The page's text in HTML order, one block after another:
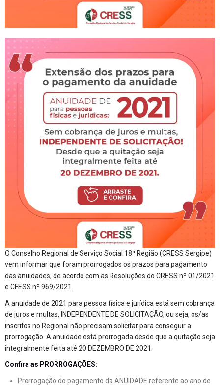
O Conselho Regional de Serviço Social 18ª Região (CRESS Sergipe)
vem informar que foram prorrogados os prazos para pagamento
das anuidades, de acordo com as Resoluções do CRESS nº 01/2021
e CFESS nº 969/2021.
A anuidade de 2021 para pessoa física e jurídica está sem cobrança
de juros e multas, INDEPENDENTE DE SOLICITAÇÃO, ou seja, os/as
inscritos no Regional não precisam solicitar para conseguir a
prorrogação. A anuidade está prorrogada desde que a quitação seja
integralmente feita até 20 DEZEMBRO DE 2021.
Confira as PRORROGAÇÕES:
Prorrogação do pagamento da ANUIDADE referente ao ano de